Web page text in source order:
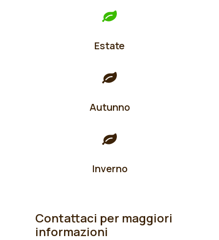
Estate
Autunno
Inverno
Contattaci per maggiori
informazioni